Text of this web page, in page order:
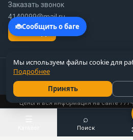
Заказать звонок
4140099@mail.ru
WhatsApp
© 2010–2026 777-gidra.ru · Гидравлика —
пневматики по России
Цены справочные, не являются
Цены и вся информация на сайте
характер и не являются
⌕
Поиск
Мы используем файлы cookie для
Подробнее
Принять